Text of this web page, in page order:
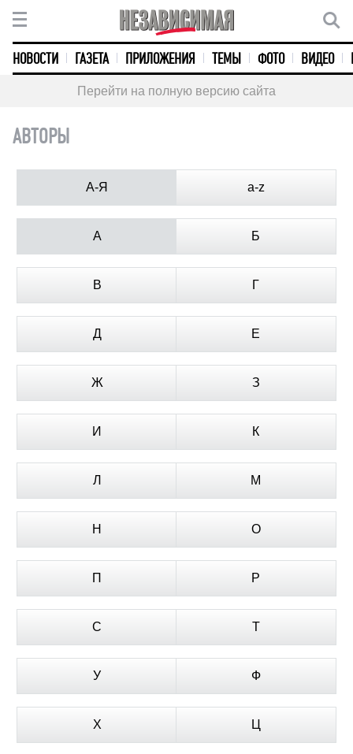
НОВОСТИ ГАЗЕТА ПРИЛОЖЕНИЯ ТЕМЫ ФОТО ВИДЕО
Перейти на полную версию сайта
АВТОРЫ
А-Я a-z
А Б
В Г
Д Е
Ж З
И К
Л М
Н О
П Р
С Т
У Ф
Х Ц